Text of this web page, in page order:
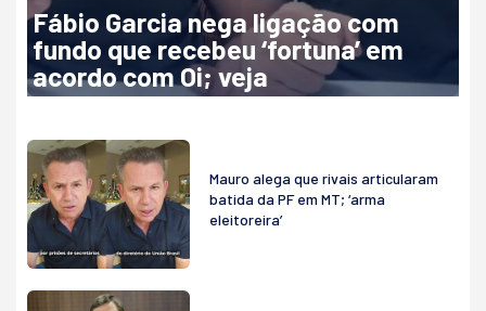
Fábio Garcia nega ligação com
fundo que recebeu ‘fortuna’ em
acordo com Oi; veja
Mauro alega que rivais articularam
batida da PF em MT; ‘arma
eleitoreira’